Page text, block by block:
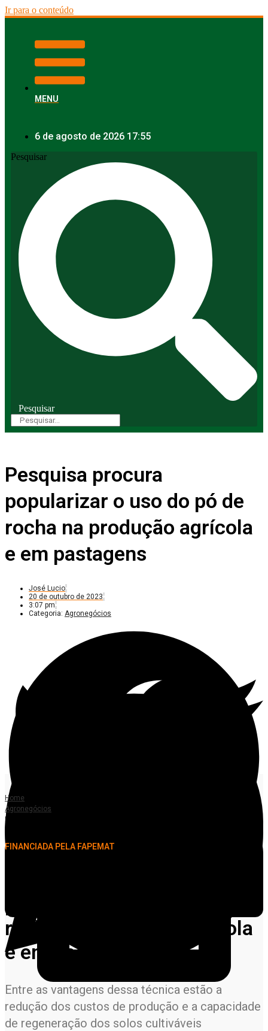
Ir para o conteúdo
MENU
6 de agosto de 2026 17:55
Pesquisar
Pesquisar
Pesquisa procura
popularizar o uso do pó de
rocha na produção agrícola
e em pastagens
José Lucio
20 de outubro de 2023
3:07 pm
Categoria: Agronegócios
Home
Agronegócios
Pesquisa procura popularizar o uso do pó de rocha na produção agrícola e em
FINANCIADA PELA FAPEMAT
popularizar o uso do pó de
rocha na produção agrícola
e em pastagens
Entre as vantagens dessa técnica estão a
redução dos custos de produção e a capacidade
de regeneração dos solos cultiváveis